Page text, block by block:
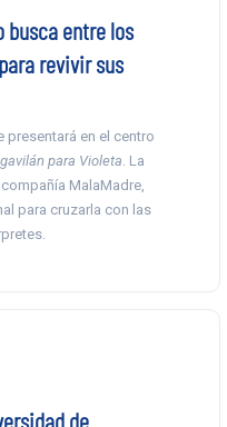
busca entre los
revivir sus
presentará en el centro
para Violeta. La
MalaMadre,
para cruzarla con las
de